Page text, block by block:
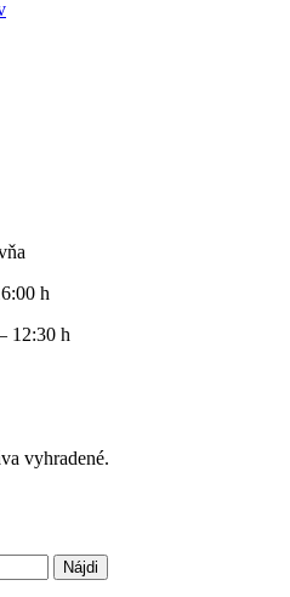
h
12:30 h
vyhradené.